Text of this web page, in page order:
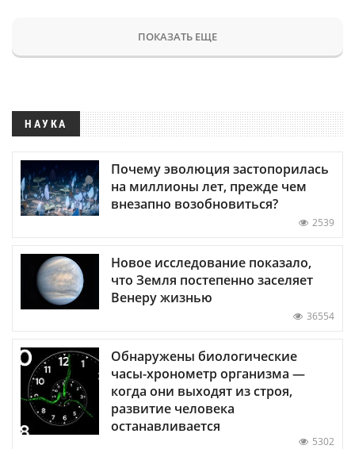
ПОКАЗАТЬ ЕЩЕ
НАУКА
Почему эволюция застопорилась
на миллионы лет, прежде чем
внезапно возобновиться?
2539
Новое исследование показало,
что Земля постепенно заселяет
Венеру жизнью
36554
Обнаружены биологические
часы-хронометр организма —
когда они выходят из строя,
развитие человека
останавливается
5302